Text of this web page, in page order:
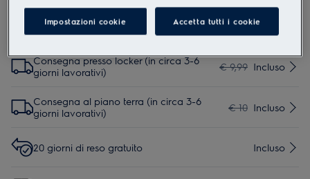
Consegna presso punto di ritiro (in circa € 9,99 Incluso
Consegna presso locker (in circa 3-6
giorni lavorativi)
€ 9,99 Incluso
Consegna al piano terra (in circa 3-6
giorni lavorativi)
€ 10 Incluso
20 giorni di reso gratuito Incluso
Impostazioni cookie Accetta tutti i cookie